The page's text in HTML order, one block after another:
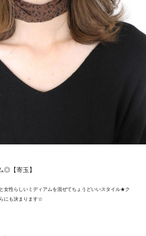
◎【寄玉】
女性らしいミディアムを混ぜてちょうどいいスタイル★ク
にも決まります☆